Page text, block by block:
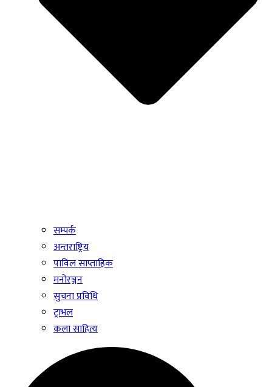
सम्पर्क
अन्तराष्ट्रिय
पाविल साप्ताहिक
मनोरञ्जन
सुचना प्रविधि
ट्राभल
कला साहित्य